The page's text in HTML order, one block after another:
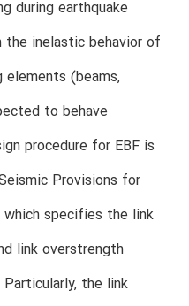
during earthquake
the inelastic behavior of
elements (beams,
to behave
procedure for EBF is
Provisions for
which specifies the link
link overstrength
the link